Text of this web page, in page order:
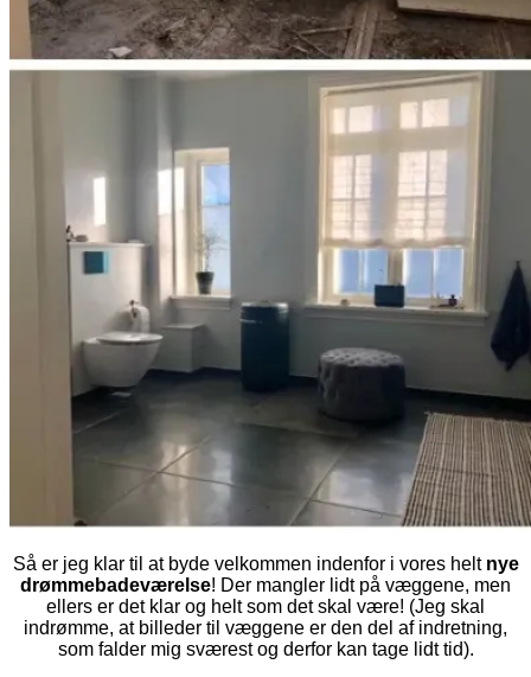
Så er jeg klar til at byde velkommen indenfor i vores helt nye
drømmebadeværelse! Der mangler lidt på væggene, men
ellers er det klar og helt som det skal være! (Jeg skal
indrømme, at billeder til væggene er den del af indretning,
som falder mig sværest og derfor kan tage lidt tid).